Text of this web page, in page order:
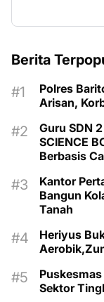
Berita
Polres
Arisan,
Guru SDN
SCIENCE
Berbasis
Kantor
Bangun
Tanah
Heriyus
Sektor